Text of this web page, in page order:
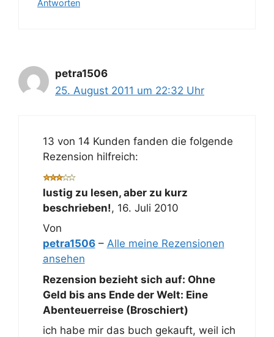
Antworten
petra1506
25. August 2011 um 22:32 Uhr
13 von 14 Kunden fanden die folgende
Rezension hilfreich:
lustig zu lesen, aber zu kurz
beschrieben!, 16. Juli 2010
Von
petra1506– Alle meine Rezensionen
ansehen
Rezension bezieht sich auf: Ohne
Geld bis ans Ende der Welt: Eine
Abenteuerreise (Broschiert)
ich habe mir das buch gekauft, weil ich